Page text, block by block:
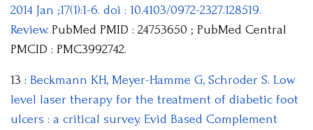
2014 Jan ;17(1):1-6. doi : 10.4103/0972-2327.128519.
Review. PubMed PMID : 24753650 ; PubMed Central
PMCID : PMC3992742.
13 : Beckmann KH, Meyer-Hamme G, Schröder S. Low
level laser therapy for the treatment of diabetic foot
ulcers : a critical survey. Evid Based Complement